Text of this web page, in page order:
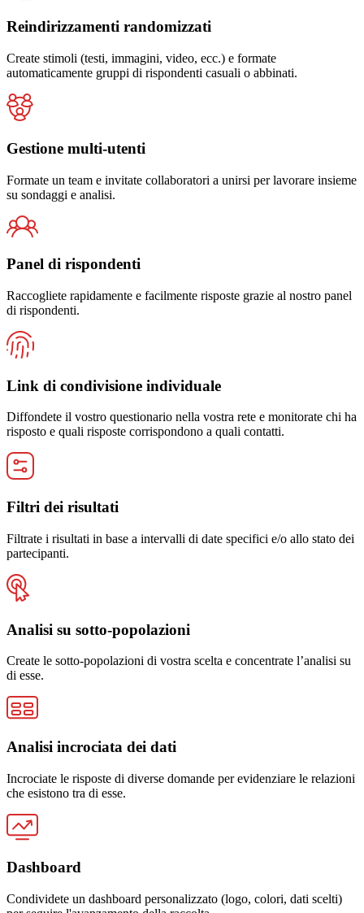
Reindirizzamenti randomizzati
Create stimoli (testi, immagini, video, ecc.) e formate
automaticamente gruppi di rispondenti casuali o abbinati.
Gestione multi-utenti
Formate un team e invitate collaboratori a unirsi per lavorare insieme
su sondaggi e analisi.
Panel di rispondenti
Raccogliete rapidamente e facilmente risposte grazie al nostro panel
di rispondenti.
Link di condivisione individuale
Diffondete il vostro questionario nella vostra rete e monitorate chi ha
risposto e quali risposte corrispondono a quali contatti.
Filtri dei risultati
Filtrate i risultati in base a intervalli di date specifici e/o allo stato dei
partecipanti.
Analisi su sotto-popolazioni
Create le sotto-popolazioni di vostra scelta e concentrate l’analisi su
di esse.
Analisi incrociata dei dati
Incrociate le risposte di diverse domande per evidenziare le relazioni
che esistono tra di esse.
Dashboard
Condividete un dashboard personalizzato (logo, colori, dati scelti)